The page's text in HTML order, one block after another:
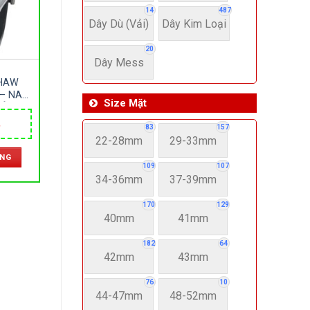
14
Dây Dù (Vải)
487
Dây Kim Loại
20
Dây Mess
Size Mặt
83
22-28mm
157
29-33mm
109
34-36mm
107
37-39mm
170
40mm
129
41mm
182
42mm
64
43mm
76
44-47mm
10
48-52mm
NAM
DA
₫.